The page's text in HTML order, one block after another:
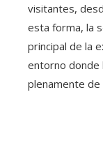
visitantes,
esta forma, la
principal de la
entorno donde
plenamente de